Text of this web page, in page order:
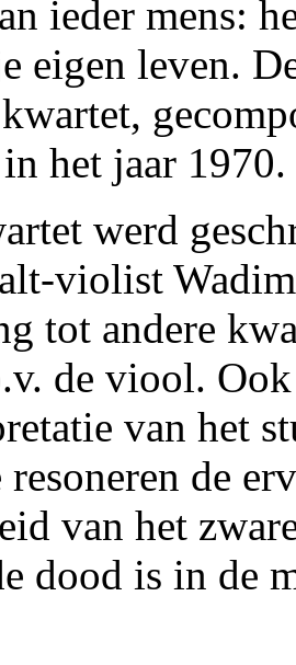
ieder mens:
eigen leven.
kwartet,
het jaar 1970.
werd
violist
tot andere
de viool.
van het
de
van het
dood is in de